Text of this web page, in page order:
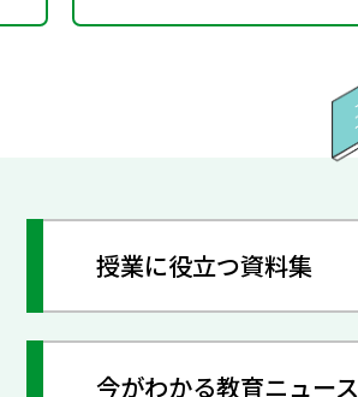
授業に役立つ資料集
今がわかる教育ニュース